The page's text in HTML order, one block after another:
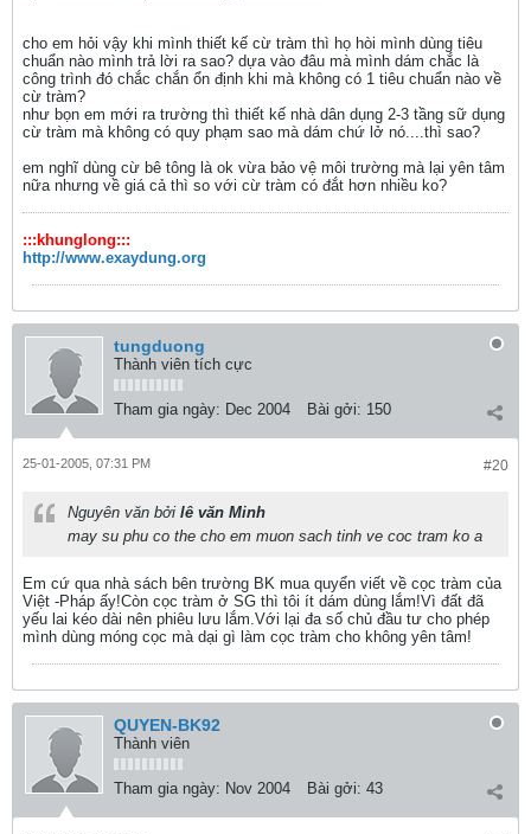
cho em hỏi vậy khi mình thiết kế cừ tràm thì họ hòi mình dùng tiêu
chuẩn nào mình trả lời ra sao? dựa vào đâu mà mình dám chắc là
công trình đó chắc chắn ổn định khi mà không có 1 tiêu chuẩn nào về
cừ tràm?
như bọn em mới ra trường thì thiết kế nhà dân dụng 2-3 tầng sữ dụng
cừ tràm mà không có quy phạm sao mà dám chứ lở nó....thì sao?
em nghĩ dùng cừ bê tông là ok vừa bảo vệ môi trường mà lại yên tâm
nữa nhưng về giá cả thì so với cừ tràm có đắt hơn nhiều ko?
:::khunglong:::
http://www.exaydung.org
tungduong
Thành viên tích cực
Tham gia ngày: Dec 2004 Bài gởi: 150
#20
25-01-2005, 07:31 PM
Nguyên văn bởi lê văn Minh
may su phu co the cho em muon sach tinh ve coc tram ko a
Em cứ qua nhà sách bên trường BK mua quyển viết về cọc tràm của
Việt -Pháp ấy!Còn cọc tràm ở SG thì tôi ít dám dùng lắm!Vì đất đã
yếu lai kéo dài nên phiêu lưu lắm.Với lại đa số chủ đầu tư cho phép
mình dùng móng cọc mà dại gì làm cọc tràm cho không yên tâm!
QUYEN-BK92
Thành viên
Tham gia ngày: Nov 2004 Bài gởi: 43